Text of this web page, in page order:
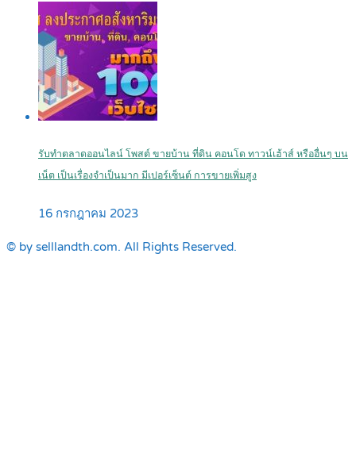
รับทำตลาดออนไลน์ โพสต์ ขายบ้าน ที่ดิน คอนโด ทาวน์เฮ้าส์ หรืออื่นๆ บน
เน็ต เป็นเรื่องจำเป็นมาก มีเปอร์เซ็นต์ การขายเพิ่มสูง
16 กรกฎาคม 2023
© by selllandth.com. All Rights Reserved.